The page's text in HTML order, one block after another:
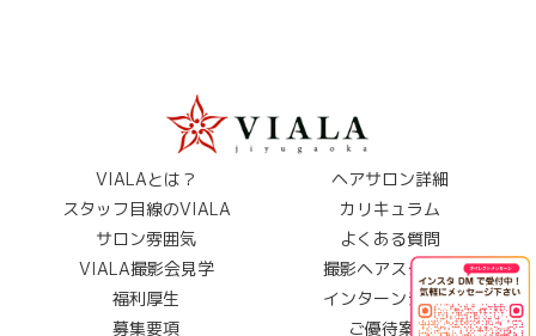
VIALAとは？
ヘアサロン詳細
スタッフ目線のVIALA
カリキュラム
サロン雰囲気
よくある質問
VIALA撮影会見学
撮影ヘアスタイル
福利厚生
インターンシップ
募集要項
ご優待案内